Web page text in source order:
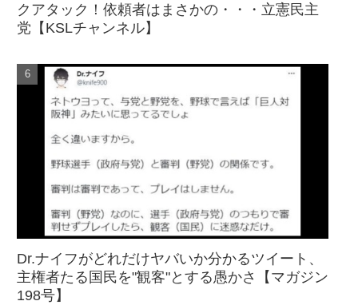
クアタック！依頼者はまさかの・・・立憲民主
党【KSLチャンネル】
Dr.ナイフがどれだけヤバいか分かるツイート、
主権者たる国民を"観客"とする愚かさ【マガジン
198号】